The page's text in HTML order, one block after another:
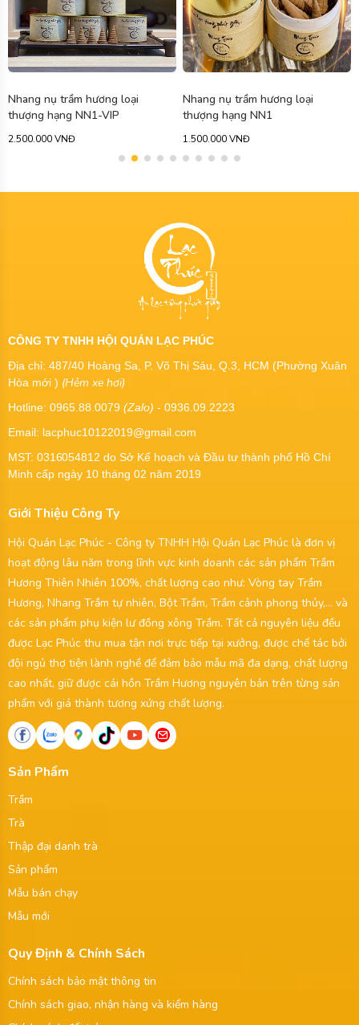
Nhang nụ trầm hương loại
thượng hạng NN1
1.500.000 VNĐ
Nhang trầm hương không tăm
hộp gỗ loại cao cấp NKT4
1.500.000 VNĐ
CÔNG TY TNHH HỘI QUÁN LẠC PHÚC
Địa chỉ: 487/40 Hoàng Sa, P. Võ Thị Sáu, Q.3, HCM (Phường Xuân
Hòa mới ) (Hẻm xe hơi)
Hotline: 0965.88.0079 (Zalo) - 0936.09.2223
Email: lacphuc10122019@gmail.com
MST: 0316054812 do Sở Kế hoạch và Đầu tư thành phố Hồ Chí
Minh cấp ngày 10 tháng 02 năm 2019
Giới Thiệu Công Ty
Hội Quán Lạc Phúc - Công ty TNHH Hội Quán Lạc Phúc là đơn vị
hoạt động lâu năm trong lĩnh vực kinh doanh các sản phẩm Trầm
Hương Thiên Nhiên 100%, chất lượng cao như: Vòng tay Trầm
Hương, Nhang Trầm tự nhiên, Bột Trầm, Trầm cảnh phong thủy,... và
các sản phẩm phụ kiện lư đồng xông Trầm. Tất cả nguyên liệu đều
được Lạc Phúc thu mua tận nơi trực tiếp tại xưởng, được chế tác bởi
đội ngủ thợ tiện lành nghề để đảm bảo mẫu mã đa dạng, chất lượng
cao nhất, giữ được cái hồn Trầm Hương nguyên bản trên từng sản
phẩm với giá thành tương xứng chất lượng.
Sản Phẩm
Trầm
Trà
Thập đại danh trà
Sản phẩm
Mẫu bán chạy
Mẫu mới
Quy Định & Chính Sách
Chính sách bảo mật thông tin
Chính sách giao, nhận hàng và kiểm hàng